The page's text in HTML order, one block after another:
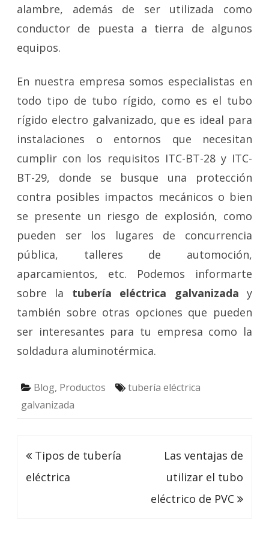
alambre, además de ser utilizada como
conductor de puesta a tierra de algunos
equipos.
En nuestra empresa somos especialistas en
todo tipo de tubo rígido, como es el tubo
rígido electro galvanizado, que es ideal para
instalaciones o entornos que necesitan
cumplir con los requisitos ITC-BT-28 y ITC-
BT-29, donde se busque una protección
contra posibles impactos mecánicos o bien
se presente un riesgo de explosión, como
pueden ser los lugares de concurrencia
pública, talleres de automoción,
aparcamientos, etc. Podemos informarte
sobre la tubería eléctrica galvanizada y
también sobre otras opciones que pueden
ser interesantes para tu empresa como la
soldadura aluminotérmica.
Blog, Productos
tubería eléctrica
galvanizada
Navegación
de
Tipos de tubería
eléctrica
Las ventajas de
utilizar el tubo
eléctrico de PVC